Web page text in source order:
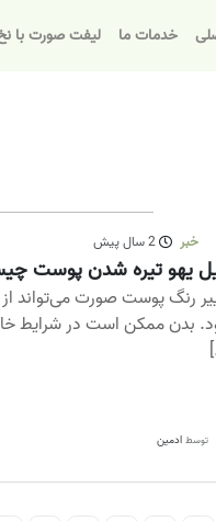
خدمات ما لیفت صورت با
خبر 2 سال پیش
یهو تیره شدن پوست
رنگ پوست صورت می‌تواند از
بدن ممکن است در شرایط
توسطادمین